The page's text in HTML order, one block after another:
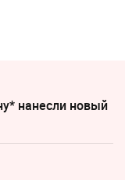
нанесли новый